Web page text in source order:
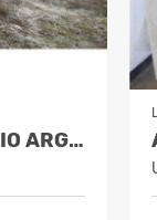
VENDE TERRENO DE 432 M2 EN BALNEARIO ARGENTINO SUR - CANELONES